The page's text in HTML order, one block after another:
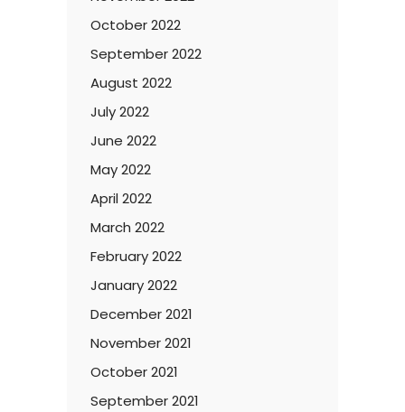
October 2022
September 2022
August 2022
July 2022
June 2022
May 2022
April 2022
March 2022
February 2022
January 2022
December 2021
November 2021
October 2021
September 2021